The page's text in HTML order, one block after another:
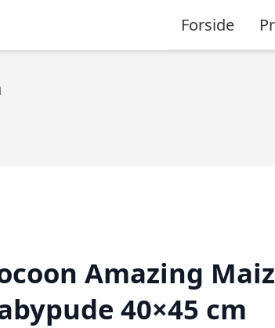
Forside
Amazing
40×45 cm